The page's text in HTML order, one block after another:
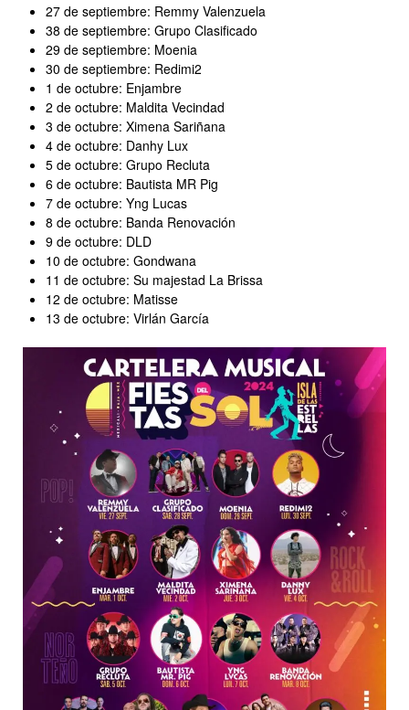
27 de septiembre: Remmy Valenzuela
38 de septiembre: Grupo Clasificado
29 de septiembre: Moenia
30 de septiembre: Redimi2
1 de octubre: Enjambre
2 de octubre: Maldita Vecindad
3 de octubre: Ximena Sariñana
4 de octubre: Danhy Lux
5 de octubre: Grupo Recluta
6 de octubre: Bautista MR Pig
7 de octubre: Yng Lucas
8 de octubre: Banda Renovación
9 de octubre: DLD
10 de octubre: Gondwana
11 de octubre: Su majestad La Brissa
12 de octubre: Matisse
13 de octubre: Virlán García